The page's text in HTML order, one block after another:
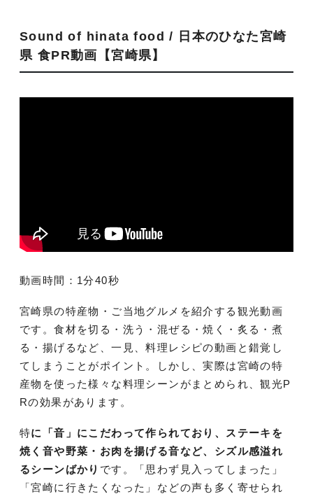
Sound of hinata food / 日本のひなた宮崎
県 食PR動画【宮崎県】
動画時間：1分40秒
宮崎県の特産物・ご当地グルメを紹介する観光動画
です。食材を切る・洗う・混ぜる・焼く・炙る・煮
る・揚げるなど、一見、料理レシピの動画と錯覚し
てしまうことがポイント。しかし、実際は宮崎の特
産物を使った様々な料理シーンがまとめられ、観光P
Rの効果があります。
特に「音」にこだわって作られており、ステーキを
焼く音や野菜・お肉を揚げる音など、シズル感溢れ
るシーンばかり です。「思わず見入ってしまった」
「宮崎に行きたくなった」などの声も多く寄せられ